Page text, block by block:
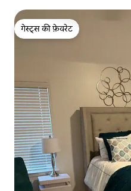
गेस्ट्स की फ़ेवरेट
गेस्ट्स की फ़ेवरेट